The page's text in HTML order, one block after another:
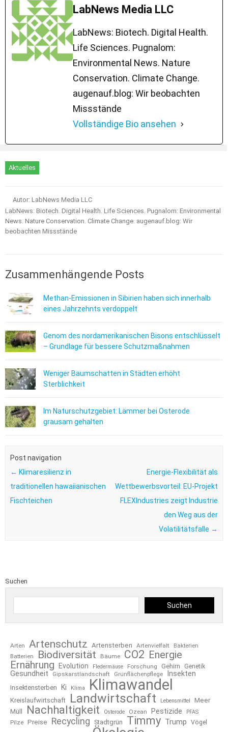
LabNews Media LLC
LabNews: Biotech. Digital Health.
Life Sciences. Pugnalom:
Environmental News. Nature
Conservation. Climate Change.
augenauf.blog: Wir beobachten
Missstände
Vollständige Bio ansehen
Aktuelles
Autor: LabNews Media LLC
LabNews: Biotech. Digital Health. Life Sciences. Pugnalom: Environmental
News. Nature Conservation. Climate Change. augenauf.blog: Wir
beobachten Missstände
Zusammenhängende Posts
Methan-Emissionen in Sibirien haben sich innerhalb
eines Jahrzehnts verdoppelt
Genom des nordamerikanischen Bisons entschlüsselt
– Grundlage für bessere Schutzmaßnahmen
Weniger Baumschatten in Städten erhöht
Sterblichkeit
Im Naturschutzgebiet: Lämmer bei Osterode
grausam gehalten
Post navigation
← Klimaresilienz in
traditionellen hawaiianischen
Fischteichen
Energie-Flexibilität als
Wettbewerbsvorteil: EU-Projekt
FLEXIndustries zeigt Industrie
den Weg aus der
Volatilitätsfalle →
Suchen
Suchen
Arten Artenschutz Artensterben Artenvielfalt
Bakterien
Batterien
Biodiversität Bäume CO2 Energie
Ernährung
Evolution Fledermäuse Forschung Gehirn Genetik
Gesundheit Gipskarstlandschaft Grünflächenpflege Insekten
Insektensterben Ki Klima Klimawandel
Kreislaufwirtschaft Landwirtschaft Lebensmittel
Meer
Müll
Nachhaltigkeit Osterode Ozean Pestizide PFAS
Pilze Preise Recycling Stadtgrün Timmy Trump
Vögel